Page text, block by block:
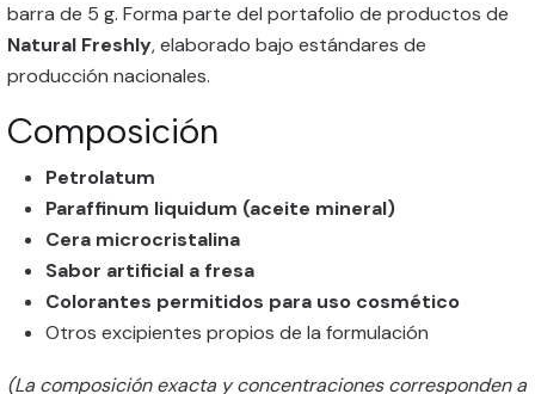
barra de 5 g. Forma parte del portafolio de productos de
Natural Freshly, elaborado bajo estándares de
producción nacionales.
Composición
Petrolatum
Paraffinum liquidum (aceite mineral)
Cera microcristalina
Sabor artificial a fresa
Colorantes permitidos para uso cosmético
Otros excipientes propios de la formulación
(La composición exacta y concentraciones corresponden a